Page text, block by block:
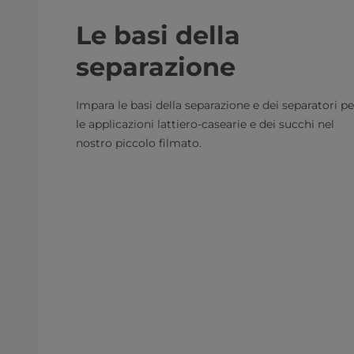
Le basi della
separazione
Impara le basi della separazione e dei separatori
le applicazioni lattiero-casearie e dei succhi nel
nostro piccolo filmato.